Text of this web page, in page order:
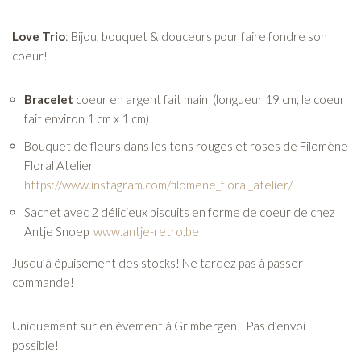
Love Trio: Bijou, bouquet & douceurs pour faire fondre son
coeur!
Bracelet coeur en argent fait main (longueur 19 cm, le coeur
fait environ 1 cm x 1 cm)
Bouquet de fleurs dans les tons rouges et roses de Filomène
Floral Atelier
https://www.instagram.com/filomene_floral_atelier/
Sachet avec 2 délicieux biscuits en forme de coeur de chez
Antje Snoep www.antje-retro.be
Jusqu’à épuisement des stocks! Ne tardez pas à passer
commande!
Uniquement sur enlèvement à Grimbergen! Pas d’envoi
possible!